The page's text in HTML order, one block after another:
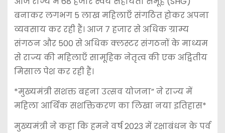
बनाकर लगभग 5 लाख महिलाएँ संगठित होकर अपना
व्यवसाय कर रही हैं। आज 7 हजार से अधिक ग्राम्य
संगठन और 500 से अधिक क्लस्टर संगठनों के माध्यम
से राज्य की महिलाएँ सामूहिक नेतृत्व की एक अद्वितीय
मिसाल पेश कर रही हैं।
*मुख्यमंत्री सशक्त बहना उत्सव योजना” ने राज्य में
महिला आर्थिक सशक्तिकरण का लिखा नया इतिहास*
मुख्यमंत्री ने कहा कि हमने वर्ष 2023 में रक्षाबंधन के पर्व